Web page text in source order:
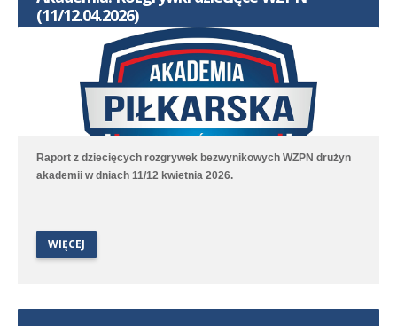
(11/12.04.2026)
Raport z dziecięcych rozgrywek bezwynikowych WZPN drużyn
akademii w dniach 11/12 kwietnia 2026.
WIĘCEJ